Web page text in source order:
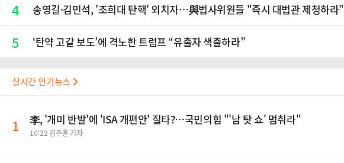
4 송영길·김민석, '조희대 탄핵' 외치자…與법사위원들 "즉시 대법관 제청하라"
5 ‘탄약 고갈 보도’에 격노한 트럼프 “유출자 색출하라”
실시간 인기뉴스
1 李, '개미 반발'에 'ISA 개편안' 질타?…국민의힘 "'남 탓 쇼' 멈춰라"
10:22 김주훈 기자